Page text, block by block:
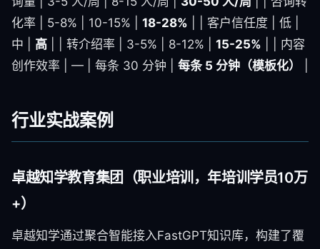
化率 | 5-8% | 10-15% | 18-28% | | 客户信任度 | 低 |
中 | 高 | | 转介绍率 | 3-5% | 8-12% | 15-25% | | 内容
创作效率 | — | 每条 30 分钟 | 每条 5 分钟（模板化）
行业实战案例
卓越知学教育集团（职业培训，年培训学员10万
+）
卓越知学通过聚合智能接入FastGPT知识库，构建了覆